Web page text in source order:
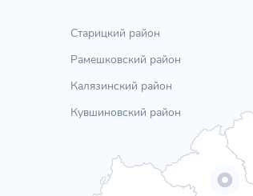
Старицкий район
Рамешковский район
Калязинский район
Кувшиновский район